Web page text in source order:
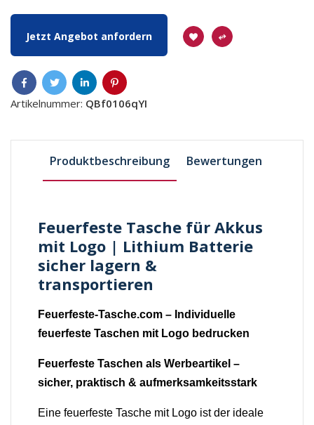
Jetzt Angebot anfordern
Artikelnummer: QBf0106qYI
Produktbeschreibung Bewertungen
Feuerfeste Tasche für Akkus
mit Logo | Lithium Batterie
sicher lagern &
transportieren
Feuerfeste-Tasche.com – Individuelle
feuerfeste Taschen mit Logo bedrucken
Feuerfeste Taschen als Werbeartikel –
sicher, praktisch & aufmerksamkeitsstark
Eine feuerfeste Tasche mit Logo ist der ideale